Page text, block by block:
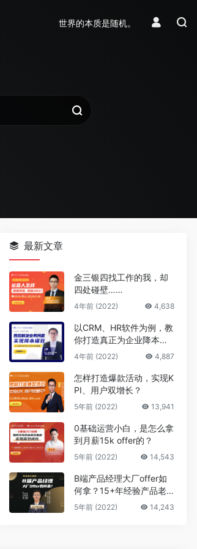
世界的本质是随机。
最新文章
金三银四找工作的我，却
四处碰壁……
4年前 (2022) 4,638
以CRM、HR软件为例，教
你打造真正为企业降本增
效的B端产品
4年前 (2022) 4,887
怎样打造爆款活动，实现K
PI、用户双增长？
5年前 (2022) 13,941
0基础运营小白，是怎么拿
到月薪15k offer的？
5年前 (2022) 14,543
B端产品经理大厂offer如
何拿？15+年经验产品老
司机告诉你答案
5年前 (2022) 14,243